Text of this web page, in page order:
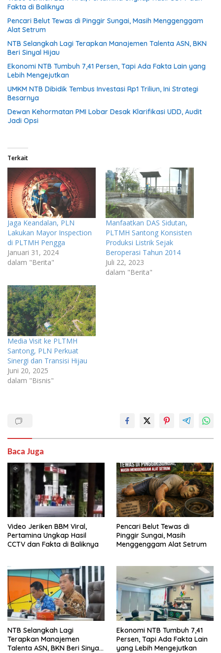
Fakta di Baliknya
Pencari Belut Tewas di Pinggir Sungai, Masih Menggenggam
Alat Setrum
NTB Selangkah Lagi Terapkan Manajemen Talenta ASN, BKN
Beri Sinyal Hijau
Ekonomi NTB Tumbuh 7,41 Persen, Tapi Ada Fakta Lain yang
Lebih Mengejutkan
UMKM NTB Dibidik Tembus Investasi Rp1 Triliun, Ini Strategi
Besarnya
Dewan Kehormatan PMI Lobar Desak Klarifikasi UDD, Audit
Jadi Opsi
Terkait
Jaga Keandalan, PLN
Lakukan Mayor Inspection
di PLTMH Pengga
Januari 31, 2024
dalam "Berita"
Manfaatkan DAS Sidutan,
PLTMH Santong Konsisten
Produksi Listrik Sejak
Beroperasi Tahun 2014
Juli 22, 2023
dalam "Berita"
Media Visit ke PLTMH
Santong, PLN Perkuat
Sinergi dan Transisi Hijau
Juni 20, 2025
dalam "Bisnis"
Baca Juga
Video Jeriken BBM Viral,
Pertamina Ungkap Hasil
CCTV dan Fakta di Baliknya
Pencari Belut Tewas di
Pinggir Sungai, Masih
Menggenggam Alat Setrum
NTB Selangkah Lagi
Terapkan Manajemen
Talenta ASN, BKN Beri Sinyal
Ekonomi NTB Tumbuh 7,41
Persen, Tapi Ada Fakta Lain
yang Lebih Mengejutkan